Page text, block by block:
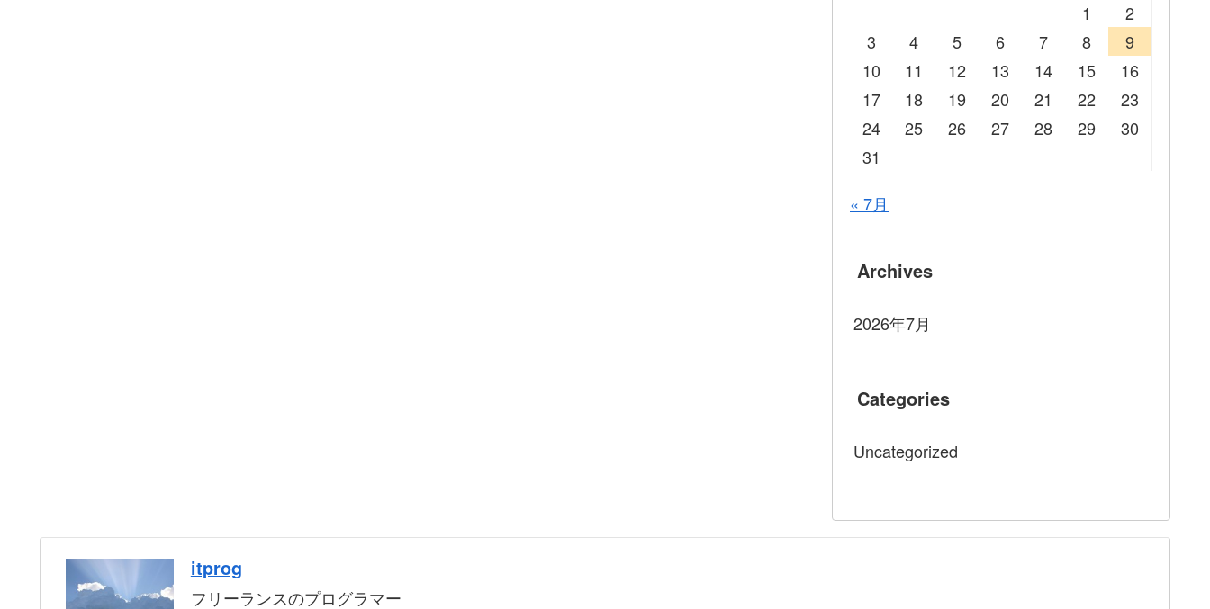
1
2
3
4 5 6 7 8
9
10
11 12 13 14 15
16
17
18 19 20 21 22
23
24
25 26 27 28 29
30
31
« 7月
Archives
2026年7月
Categories
Uncategorized
itprog
フリーランスのプログラマー